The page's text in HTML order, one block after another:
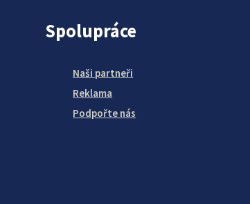
Spolupráce
Naši partneři
Reklama
Podpořte nás